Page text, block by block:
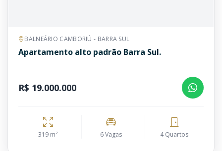
BALNEÁRIO CAMBORIÚ - BARRA SUL
Apartamento alto padrão Barra Sul.
R$ 19.000.000
319 m² 6 Vagas 4 Quartos